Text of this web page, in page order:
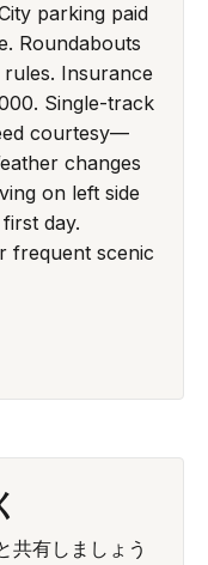
parking paid
Roundabouts
Insurance
Single-track
courtesy—
changes
on left side
day.
frequent scenic
共有しましょう